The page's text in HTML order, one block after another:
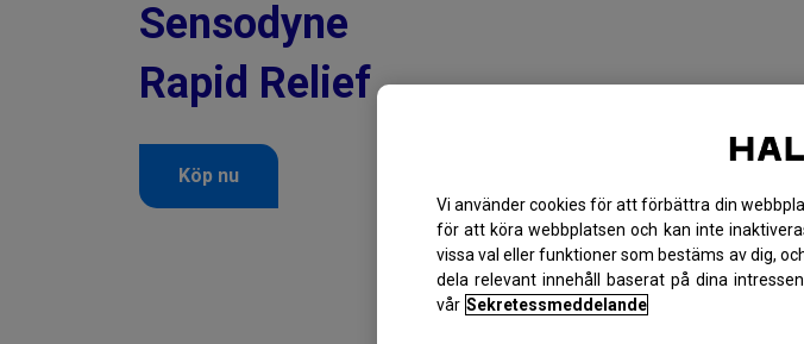
Sensodyne
Rapid Relief
Köp nu
Vi använder cookies för att förbättra din
för att köra webbplatsen och kan inte
vissa val eller funktioner som bestäms av dig,
dela relevant innehåll baserat på dina
vår Sekretessmeddelande